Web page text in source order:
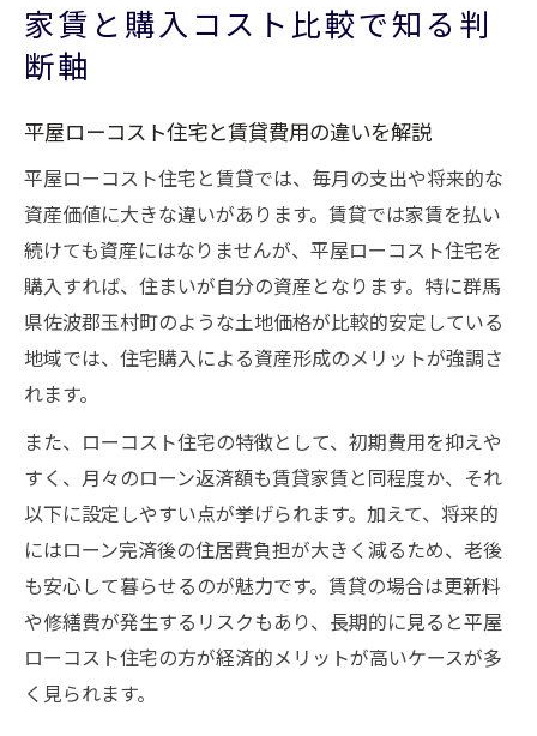
家賃と購入コスト比較で知る判
断軸
平屋ローコスト住宅と賃貸費用の違いを解説
平屋ローコスト住宅と賃貸では、毎月の支出や将来的な
資産価値に大きな違いがあります。賃貸では家賃を払い
続けても資産にはなりませんが、平屋ローコスト住宅を
購入すれば、住まいが自分の資産となります。特に群馬
県佐波郡玉村町のような土地価格が比較的安定している
地域では、住宅購入による資産形成のメリットが強調さ
れます。
また、ローコスト住宅の特徴として、初期費用を抑えや
すく、月々のローン返済額も賃貸家賃と同程度か、それ
以下に設定しやすい点が挙げられます。加えて、将来的
にはローン完済後の住居費負担が大きく減るため、老後
も安心して暮らせるのが魅力です。賃貸の場合は更新料
や修繕費が発生するリスクもあり、長期的に見ると平屋
ローコスト住宅の方が経済的メリットが高いケースが多
く見られます。